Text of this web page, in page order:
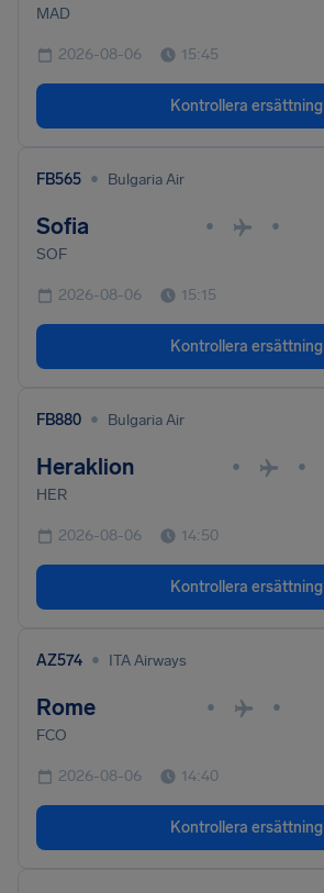
MAD
2026-08-06 15:45
Kontrollera ersättning
FB565 • Bulgaria Air
Sofia • •
SOF
2026-08-06 15:15
Kontrollera ersättning
FB880 • Bulgaria Air
Heraklion • •
HER
2026-08-06 14:50
Kontrollera ersättning
AZ574 • ITA Airways
Rome • •
FCO
2026-08-06 14:40
Kontrollera ersättning